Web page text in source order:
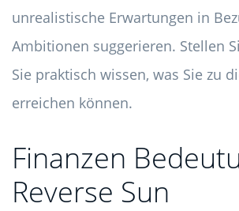
unrealistische Erwartungen in
Ambitionen suggerieren. Stellen
Sie praktisch wissen, was Sie zu
erreichen können.
Finanzen
Reverse Sun